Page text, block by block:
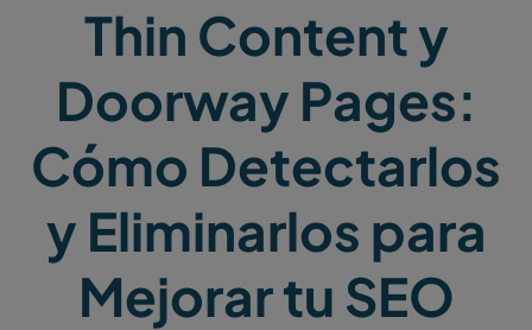
¡Consulta gratis!
Thin Content y
Doorway Pages:
Cómo Detectarlos
y Eliminarlos para
Mejorar tu SEO